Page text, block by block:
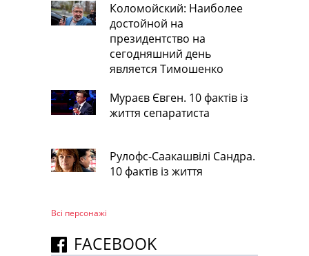
Коломойский: Наиболее
достойной на
президентство на
сегодняшний день
является Тимошенко
Мураєв Євген. 10 фактів із
життя сепаратиста
Рулофс-Саакашвілі Сандра.
10 фактів із життя
Всі персонажi
FACEBOOK